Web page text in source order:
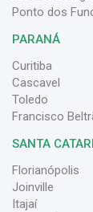
Ponto dos
PARANÁ
Curitiba
Cascavel
Toledo
Francisco
SANTA
Florianópolis
Joinville
Itajaí